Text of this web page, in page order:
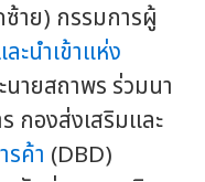
าย) กรรมการผู้
ะนำเข้าแห่ง
ายสถาพร ร่วมนา
กองส่งเสริมและ
ค้า (DBD)